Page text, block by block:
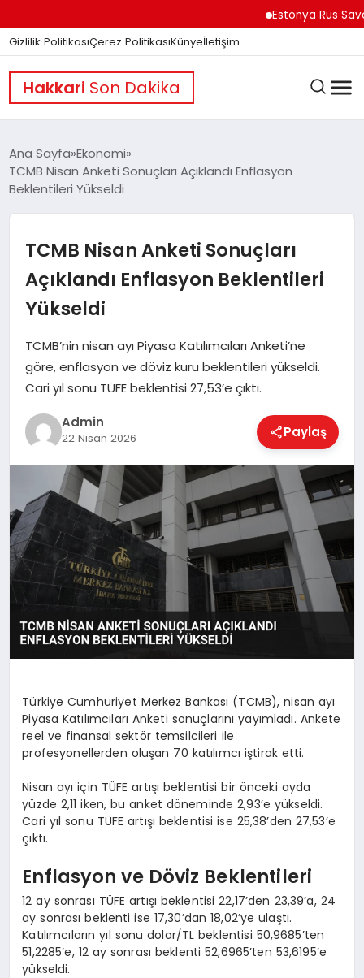
Estonya Rus
Gizlilik PolitikasıÇerez PolitikasıKünyeİletişim
Hakkari Son Dakika
GÜNDEM
DÜNYA
EĞITIM
EKONOMI
MAGAZIN
SAĞLIK
SPOR
TEKNOLOJI
Ana Sayfa Ekonomi
TCMB Nisan Anketi Sonuçları Açıklandı Enflasyon
Beklentileri Yükseldi
TCMB Nisan Anketi Sonuçları
Açıklandı Enflasyon Beklentileri
Yükseldi
TCMB’nin nisan ayı Piyasa Katılımcıları Anketi’ne
göre, enflasyon ve döviz kuru beklentileri yükseldi.
Cari yıl sonu TÜFE beklentisi 27,53’e çıktı.
Admin
22 Nisan 2026 Paylaş
Türkiye Cumhuriyet Merkez Bankası (TCMB), nisan ayı
Piyasa Katılımcıları Anketi sonuçlarını yayımladı. Ankete
reel ve finansal sektör temsilcileri ile
profesyonellerden oluşan 70 katılımcı iştirak etti.
Nisan ayı için TÜFE artışı beklentisi bir önceki ayda
yüzde 2,11 iken, bu anket döneminde 2,93’e yükseldi.
Cari yıl sonu TÜFE artışı beklentisi ise 25,38’den 27,53’e
çıktı.
Enflasyon ve Döviz Beklentileri
12 ay sonrası TÜFE artışı beklentisi 22,17’den 23,39’a, 24
ay sonrası beklenti ise 17,30’dan 18,02’ye ulaştı.
Katılımcıların yıl sonu dolar/TL beklentisi 50,9685’ten
51,2285’e, 12 ay sonrası beklenti 52,6965’ten 53,6195’e
yükseldi.